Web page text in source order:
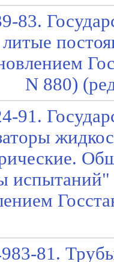
83.
N 880)
91.
испытаний"
81.